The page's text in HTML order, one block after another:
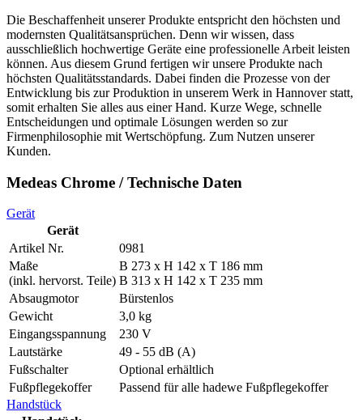
Die Beschaffenheit unserer Produkte entspricht den höchsten und
modernsten Qualitätsansprüchen. Denn wir wissen, dass
ausschließlich hochwertige Geräte eine professionelle Arbeit leisten
können. Aus diesem Grund fertigen wir unsere Produkte nach
höchsten Qualitätsstandards. Dabei finden die Prozesse von der
Entwicklung bis zur Produktion in unserem Werk in Hannover statt,
somit erhalten Sie alles aus einer Hand. Kurze Wege, schnelle
Entscheidungen und optimale Lösungen werden so zur
Firmenphilosophie mit Wertschöpfung. Zum Nutzen unserer
Kunden.
Medeas Chrome / Technische Daten
Gerät
Gerät
Artikel Nr.
0981
Maße
(inkl. hervorst. Teile)
B 273 x H 142 x T 186 mm
B 313 x H 142 x T 235 mm
Absaugmotor
Bürstenlos
Gewicht
3,0 kg
Eingangsspannung
230 V
Lautstärke
49 - 55 dB (A)
Fußschalter
Optional erhältlich
Fußpflegekoffer
Passend für alle hadewe Fußpflegekoffer
Handstück